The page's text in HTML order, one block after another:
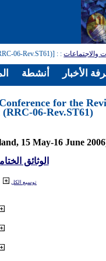
والاجتماعات:
: [Regional Radiocommunication Conference for the Revision of the ST61 Agreement (RRC-06-Rev.ST61)]
for the
06-Rev.ST61)]
الوثائق
توسيع الكل
أنشطة الأخبار